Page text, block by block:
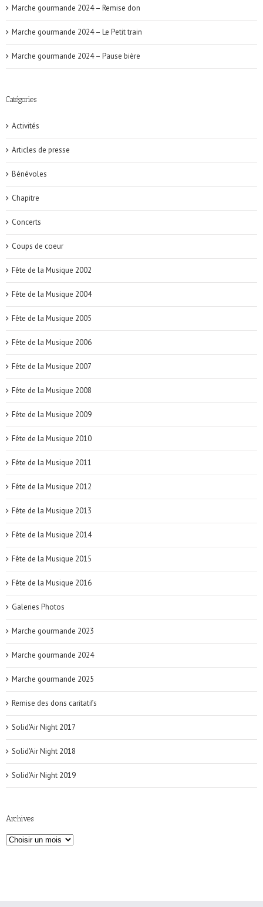
Marche gourmande 2024 – Remise don
Marche gourmande 2024 – Le Petit train
Marche gourmande 2024 – Pause bière
Catégories
Activités
Articles de presse
Bénévoles
Chapitre
Concerts
Coups de coeur
Fête de la Musique 2002
Fête de la Musique 2004
Fête de la Musique 2005
Fête de la Musique 2006
Fête de la Musique 2007
Fête de la Musique 2008
Fête de la Musique 2009
Fête de la Musique 2010
Fête de la Musique 2011
Fête de la Musique 2012
Fête de la Musique 2013
Fête de la Musique 2014
Fête de la Musique 2015
Fête de la Musique 2016
Galeries Photos
Marche gourmande 2023
Marche gourmande 2024
Marche gourmande 2025
Remise des dons caritatifs
Solid'Air Night 2017
Solid'Air Night 2018
Solid'Air Night 2019
Archives